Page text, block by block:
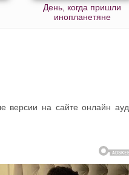
День, когда пришли
инопланетяне
версии на сайте онлайн